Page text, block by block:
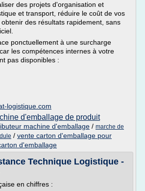
des projets d'organisation et
et transport, réduire le coût de vos
des résultats rapidement, sans
ponctuellement à une surcharge
les compétences internes à votre
pas disponibles :
logistique.com
d'emballage de produit
machine d'emballage / marche de
/ vente carton d'emballage pour
d'emballage
Technique Logistique -
en chiffres :